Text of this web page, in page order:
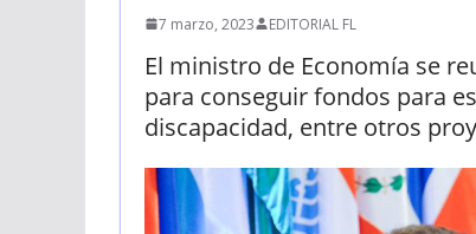
7 marzo, 2023 EDITORIAL FL
El ministro de Economía se
para conseguir fondos para
discapacidad, entre otros